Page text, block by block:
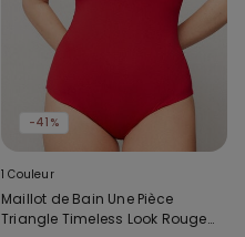
-41%
1 Couleur
Maillot de Bain Une Pièce
Triangle Timeless Look Rouge